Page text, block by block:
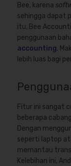
Bee, karena
sehingga dapat
itu, Bee
penggunaan
accounting.
lebih luas bagi
Fitur ini sangat
beberapa
Dengan
seperti laptop
memantau
Kelebihan ini,